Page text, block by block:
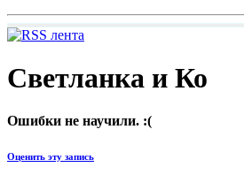
Светланка и Ко
Ошибки не научили. :(
Оценить эту запись